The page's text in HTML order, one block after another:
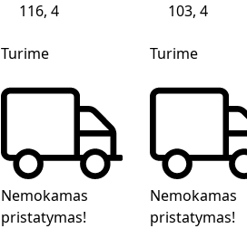
116, 4
Turime
Nemokamas
pristatymas!
103, 4
Turime
Nemokamas
pristatymas!